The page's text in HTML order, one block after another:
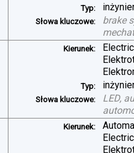
Typ:
Słowa kluczowe:
brake
Kierunek:
Typ:
Słowa kluczowe:
LED,
Kierunek: